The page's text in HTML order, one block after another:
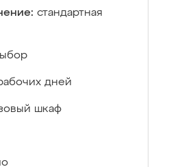
стандартная
дней
шкаф